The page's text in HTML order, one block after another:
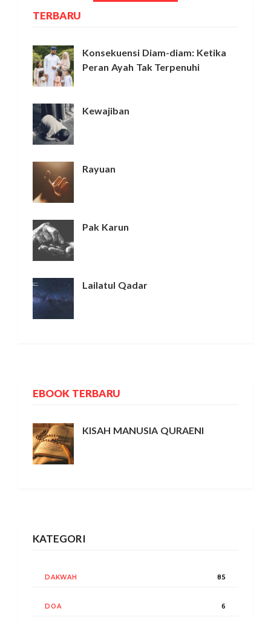
TERBARU
Konsekuensi Diam-diam: Ketika
Peran Ayah Tak Terpenuhi
Kewajiban
Rayuan
Pak Karun
Lailatul Qadar
EBOOK TERBARU
KISAH MANUSIA QURAENI
KATEGORI
DAKWAH 85
DOA 6